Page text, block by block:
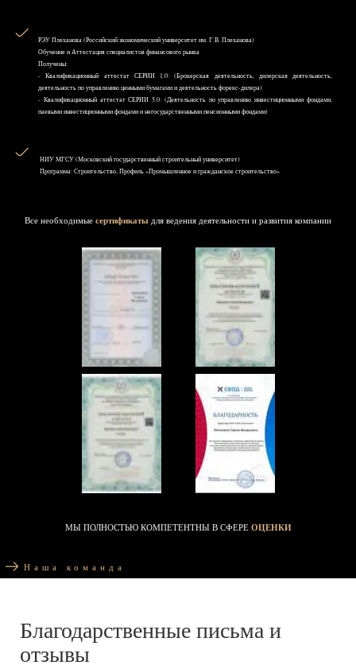
РЭУ Плеханова (Российский экономический университет им. Г.В. Плеханова)
Обучение и Аттестация специалистов финансового рынка
Получены:
- Квалификационный аттестат СЕРИИ 1.0: (Брокерская деятельность, дилерская деятельность,
деятельность по управлению ценными бумагами и деятельность форекс-дилера)
- Квалификационный аттестат СЕРИИ 5.0: (Деятельность по управлению инвестиционными фондами,
паевыми инвестиционными фондами и негосударственными пенсионными фондами)
НИУ MГСУ (Московский государственный строительный университет)
Программа: Строительство, Профиль «Промышленное и гражданское строительство»
Все необходимые сертификаты для ведения деятельности и развития компании
МЫ ПОЛНОСТЬЮ КОМПЕТЕНТНЫ В СФЕРЕ ОЦЕНКИ
Наша команда
Благодарственные письма и
отзывы